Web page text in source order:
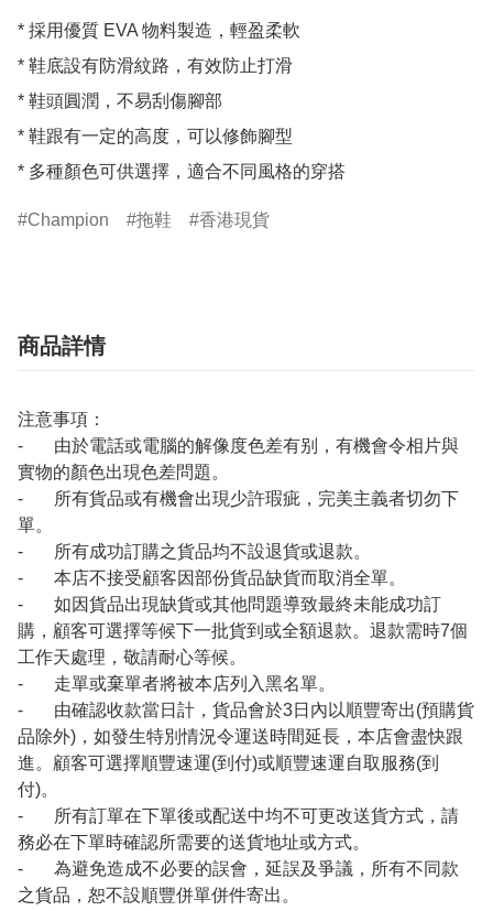
* 採用優質 EVA 物料製造，輕盈柔軟
* 鞋底設有防滑紋路，有效防止打滑
* 鞋頭圓潤，不易刮傷腳部
* 鞋跟有一定的高度，可以修飾腳型
* 多種顏色可供選擇，適合不同風格的穿搭
Champion 拖鞋 香港現貨
商品詳情
注意事項：
- 由於電話或電腦的解像度色差有别，有機會令相片與
實物的顏色出現色差問題。
- 所有貨品或有機會出現少許瑕疵，完美主義者切勿下
單。
- 所有成功訂購之貨品均不設退貨或退款。
- 本店不接受顧客因部份貨品缺貨而取消全單。
- 如因貨品出現缺貨或其他問題導致最終未能成功訂
購，顧客可選擇等候下一批貨到或全額退款。退款需時7個
工作天處理，敬請耐心等候。
- 走單或棄單者將被本店列入黑名單。
- 由確認收款當日計，貨品會於3日內以順豐寄出(預購貨
品除外)，如發生特別情況令運送時間延長，本店會盡快跟
進。顧客可選擇順豐速運(到付)或順豐速運自取服務(到
付)。
- 所有訂單在下單後或配送中均不可更改送貨方式，請
務必在下單時確認所需要的送貨地址或方式。
- 為避免造成不必要的誤會，延誤及爭議，所有不同款
之貨品，恕不設順豐併單併件寄出。